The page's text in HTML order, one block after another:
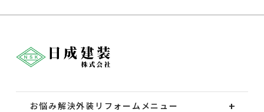
お悩み解決外装 リフォームメニュー